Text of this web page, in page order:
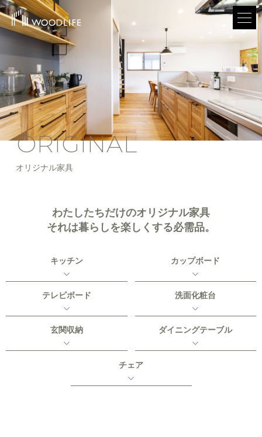
ORIGINAL
オリジナル家具
わたしたちだけのオリジナル家具
それは暮らしを楽しくする必需品。
キッチン カップボード
テレビボード 洗面化粧台
玄関収納 ダイニングテーブル
チェア